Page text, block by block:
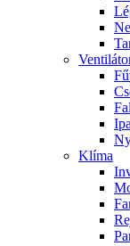
Klíma